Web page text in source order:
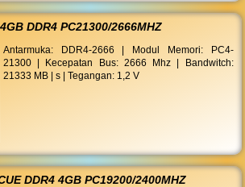
DDR4 PC21300/2666MHZ
Antarmuka: DDR4-2666 | Modul Memori: PC4-
21300 | Kecepatan Bus: 2666 Mhz | Bandwitch:
21333 MB | s | Tegangan: 1,2 V
DDR4 4GB PC19200/2400MHZ